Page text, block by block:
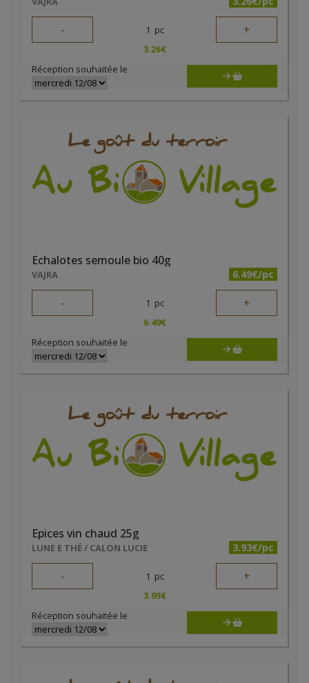
- 1 pc +
3.26€
Réception souhaitée le
Echalotes semoule bio 40g
VAJRA 6.49€/pc
- 1 pc +
6.49€
Réception souhaitée le
Epices vin chaud 25g
LUNE E THÉ / CALON LUCIE 3.93€/pc
- 1 pc +
3.93€
Réception souhaitée le